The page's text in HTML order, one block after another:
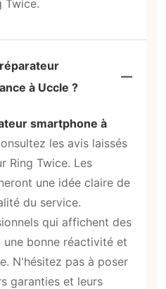
Twice.
à Uccle ?
smartphone à
les avis laissés
Ring Twice. Les
une idée claire de
du service.
qui affichent des
une bonne réactivité et
N'hésitez pas à poser
garanties et leurs